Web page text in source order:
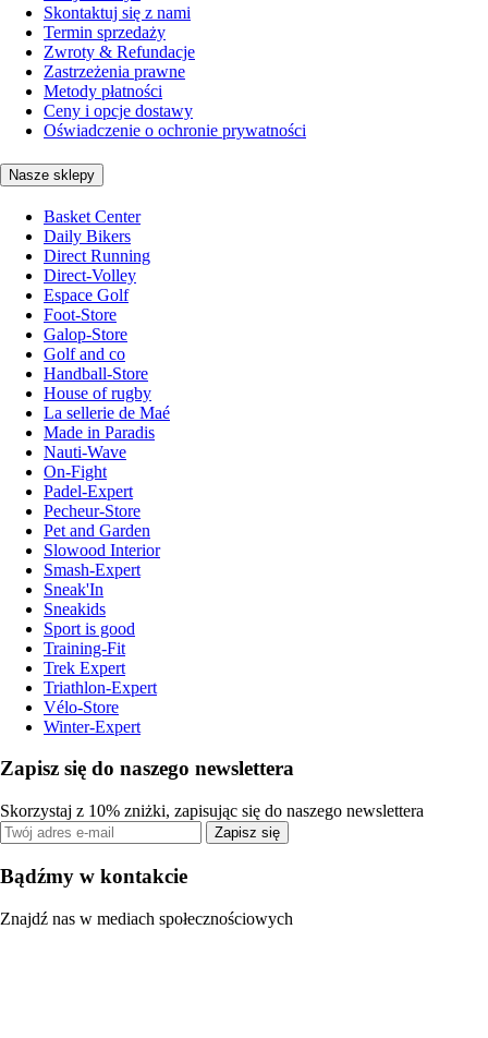
Skontaktuj się z nami
Termin sprzedaży
Zwroty & Refundacje
Zastrzeżenia prawne
Metody płatności
Ceny i opcje dostawy
Oświadczenie o ochronie prywatności
Nasze sklepy
Basket Center
Daily Bikers
Direct Running
Direct-Volley
Espace Golf
Foot-Store
Galop-Store
Golf and co
Handball-Store
House of rugby
La sellerie de Maé
Made in Paradis
Nauti-Wave
On-Fight
Padel-Expert
Pecheur-Store
Pet and Garden
Slowood Interior
Smash-Expert
Sneak'In
Sneakids
Sport is good
Training-Fit
Trek Expert
Triathlon-Expert
Vélo-Store
Winter-Expert
Zapisz się do naszego newslettera
Skorzystaj z 10% zniżki, zapisując się do naszego newslettera
Zapisz się
Bądźmy w kontakcie
Znajdź nas w mediach społecznościowych